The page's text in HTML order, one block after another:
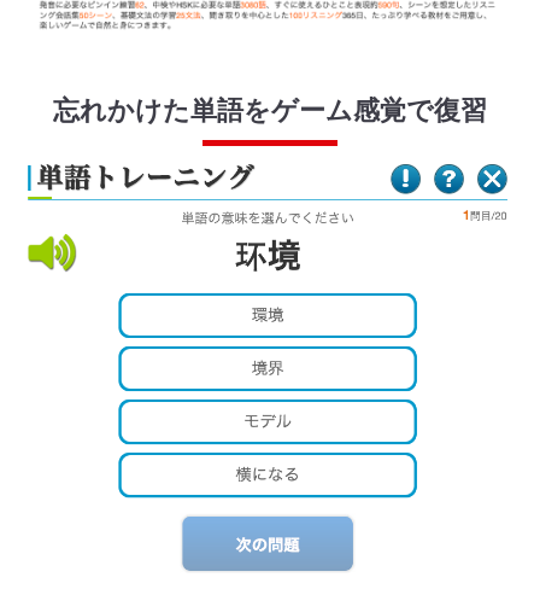
忘れかけた単語をゲーム感覚で復習